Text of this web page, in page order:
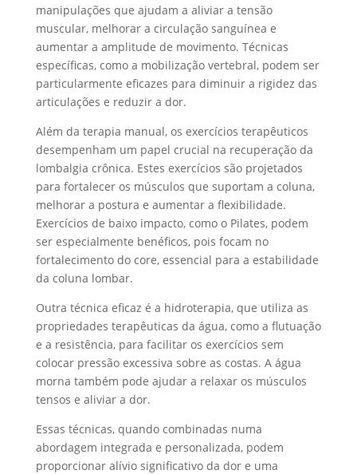
manipulações que ajudam a aliviar a tensão
muscular, melhorar a circulação sanguínea e
aumentar a amplitude de movimento. Técnicas
específicas, como a mobilização vertebral, podem ser
particularmente eficazes para diminuir a rigidez das
articulações e reduzir a dor.
Além da terapia manual, os exercícios terapêuticos
desempenham um papel crucial na recuperação da
lombalgia crônica. Estes exercícios são projetados
para fortalecer os músculos que suportam a coluna,
melhorar a postura e aumentar a flexibilidade.
Exercícios de baixo impacto, como o Pilates, podem
ser especialmente benéficos, pois focam no
fortalecimento do core, essencial para a estabilidade
da coluna lombar.
Outra técnica eficaz é a hidroterapia, que utiliza as
propriedades terapêuticas da água, como a flutuação
e a resistência, para facilitar os exercícios sem
colocar pressão excessiva sobre as costas. A água
morna também pode ajudar a relaxar os músculos
tensos e aliviar a dor.
Essas técnicas, quando combinadas numa
abordagem integrada e personalizada, podem
proporcionar alívio significativo da dor e uma